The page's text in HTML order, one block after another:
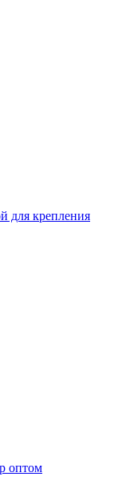
для крепления
оптом